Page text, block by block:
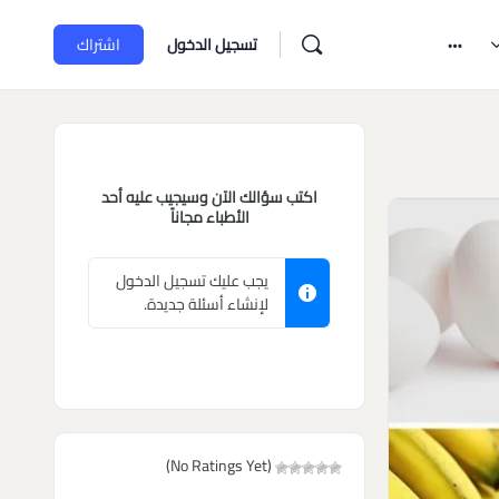
تسجيل الدخول اشتراك
اكتب سؤالك الآن وسيجيب عليه أحد
الأطباء مجاناً
يجب عليك تسجيل الدخول
لإنشاء أسئلة جديدة.
(No Ratings Yet)